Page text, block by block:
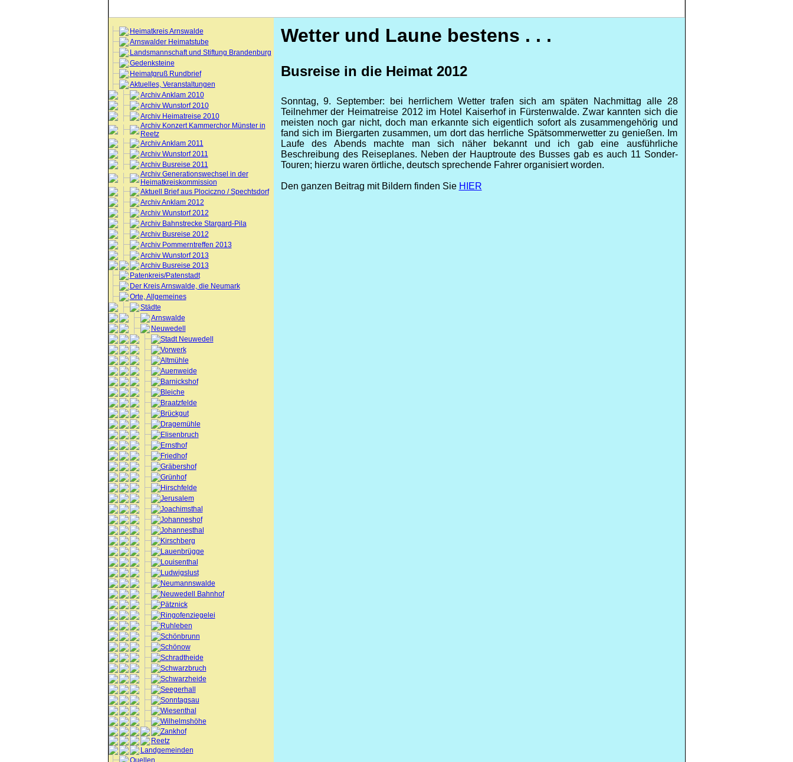
Heimatkreis Arnswalde
Arnswalder Heimatstube
Landsmannschaft und Stiftung Brandenburg
Gedenksteine
Heimatgruß Rundbrief
Aktuelles, Veranstaltungen
Archiv Anklam 2010
Archiv Wunstorf 2010
Archiv Heimatreise 2010
Archiv Konzert Kammerchor Münster in
Reetz
Archiv Anklam 2011
Archiv Wunstorf 2011
Archiv Busreise 2011
Archiv Generationswechsel in der
Heimatkreiskommission
Aktuell Brief aus Plociczno / Spechtsdorf
Archiv Anklam 2012
Archiv Wunstorf 2012
Archiv Bahnstrecke Stargard-Pila
Archiv Busreise 2012
Archiv Pommerntreffen 2013
Archiv Wunstorf 2013
Archiv Busreise 2013
Patenkreis/Patenstadt
Der Kreis Arnswalde, die Neumark
Orte, Allgemeines
Städte
Arnswalde
Neuwedell
Stadt Neuwedell
Vorwerk
Altmühle
Auenweide
Barnickshof
Bleiche
Braatzfelde
Brückgut
Dragemühle
Elisenbruch
Ernsthof
Friedhof
Gräbershof
Grünhof
Hirschfelde
Jerusalem
Joachimsthal
Johanneshof
Johannesthal
Kirschberg
Lauenbrügge
Louisenthal
Ludwigslust
Neumannswalde
Neuwedell Bahnhof
Pätznick
Ringofenziegelei
Ruhleben
Schönbrunn
Schönow
Schradtheide
Schwarzbruch
Schwarzheide
Seegerhall
Sonntagsau
Wiesenthal
Wilhelmshöhe
Zankhof
Reetz
Landgemeinden
Quellen
Wetter und Laune bestens . . .
Busreise in die Heimat 2012
Sonntag, 9. September: bei herrlichem Wetter trafen sich am späten Nachmittag alle 28
Teilnehmer der Heimatreise 2012 im Hotel Kaiserhof in Fürstenwalde. Zwar kannten sich die
meisten noch gar nicht, doch man erkannte sich eigentlich sofort als zusammengehörig und
fand sich im Biergarten zusammen, um dort das herrliche Spätsommerwetter zu genießen. Im
Laufe des Abends machte man sich näher bekannt und ich gab eine ausführliche
Beschreibung des Reiseplanes. Neben der Hauptroute des Busses gab es auch 11 Sonder-
Touren; hierzu waren örtliche, deutsch sprechende Fahrer organisiert worden.
Den ganzen Beitrag mit Bildern finden Sie HIER